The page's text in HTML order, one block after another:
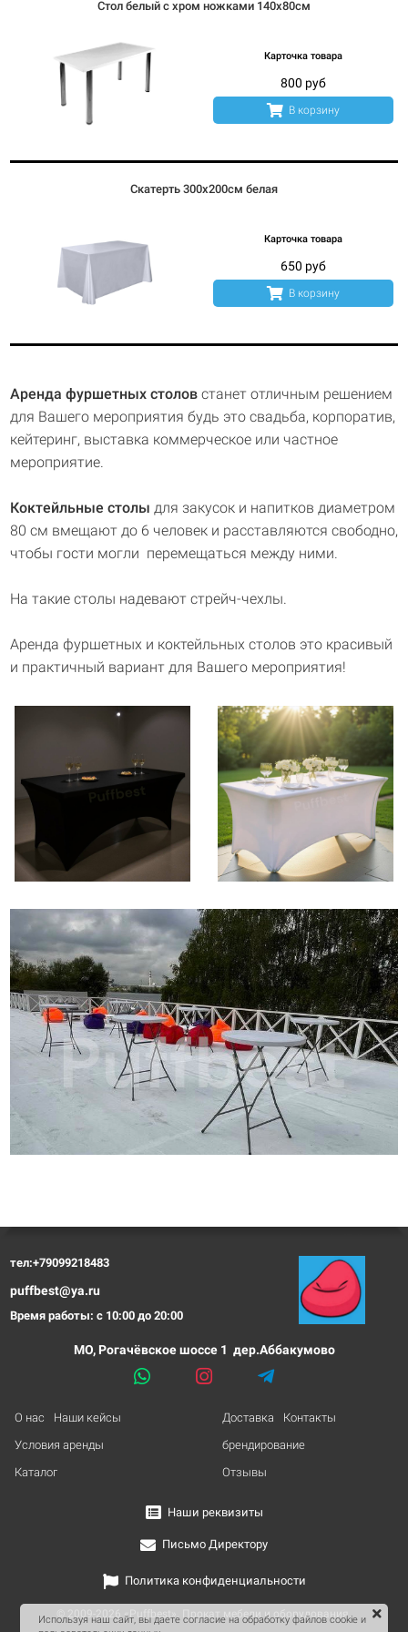
Стол белый с хром ножками 140х80см
Карточка товара
800 руб
В корзину
Скатерть 300х200см белая
Карточка товара
650 руб
В корзину
Аренда фуршетных столов станет отличным решением
для Вашего мероприятия будь это свадьба, корпоратив,
кейтеринг, выставка коммерческое или частное
мероприятие.
Коктейльные столы для закусок и напитков диаметром
80 см вмещают до 6 человек и расставляются свободно,
чтобы гости могли перемещаться между ними.
На такие столы надевают стрейч-чехлы.
Аренда фуршетных и коктейльных столов это красивый
и практичный вариант для Вашего мероприятия!
Стол из белых бочек
Карточка товара
1850 руб
В корзину
Коктейльные столы из бочек
Нестандартное решение для зоны ресепшн, а также барного или
Необычный, привлекающий внимание дизайн, оригинальное
воплотят ваши самые смелые идеи.
Такой стол отлично подходит как для помещения, так и для уличных
Легкая конструкция и мобильность – выбирайте удобный формат
ваших праздников.
Бочки представлены в двух цветовых вариантах: белом и черном.
Обратите внимание на ВОЗМОЖНОСТЬ НАНЕСЕНИЯ ВАШЕГО
ЛОГОТИПА!
Мы предлагаем привлекательные цены и выгодные условия аренды,
начиная со вторых суток.
тел:+79099218483
puffbest@ya.ru
Время работы: с 10:00 до 20:00
МО, Рогачёвское шоссе 1 дер.Аббакумово
О нас
Наши кейсы
Условия аренды
Каталог
Доставка
Контакты
брендирование
Отзывы
Наши реквизиты
Письмо Директору
Политика конфиденциальности
© 2009-2026 «Puffbest». Прокат мебели и оборудования.
Используя наш сайт, вы даете согласие на обработку файлов cookie и